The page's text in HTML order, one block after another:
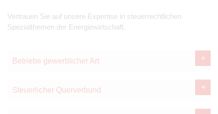
Vertrauen Sie auf unsere Expertise in steuerrechtlichen
Spezialthemen der Energiewirtschaft.
Betriebe gewerblicher Art
Steuerlicher Querverbund